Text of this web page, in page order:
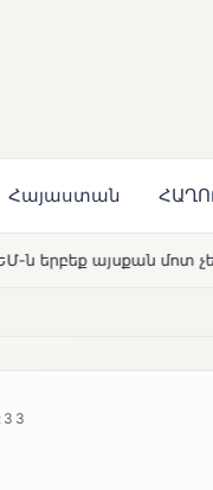
Հայաստան
HOT